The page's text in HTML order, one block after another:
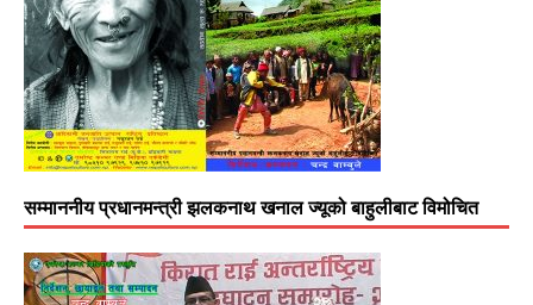
सम्माननीय प्रधानमन्त्री झलकनाथ खनाल ज्यूको बाहुलीबाट विमोचित